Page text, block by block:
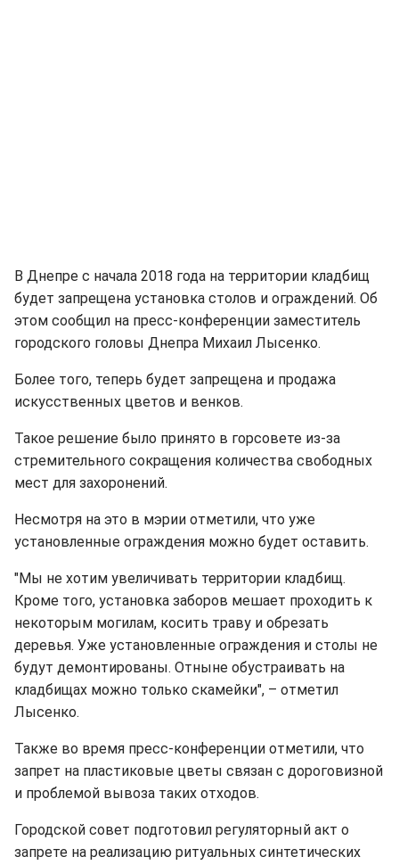
В Днепре с начала 2018 года на территории кладбищ
будет запрещена установка столов и ограждений. Об
этом сообщил на пресс-конференции заместитель
городского головы Днепра Михаил Лысенко.
Более того, теперь будет запрещена и продажа
искусственных цветов и венков.
Такое решение было принято в горсовете из-за
стремительного сокращения количества свободных
мест для захоронений.
Несмотря на это в мэрии отметили, что уже
установленные ограждения можно будет оставить.
"Мы не хотим увеличивать территории кладбищ.
Кроме того, установка заборов мешает проходить к
некоторым могилам, косить траву и обрезать
деревья. Уже установленные ограждения и столы не
будут демонтированы. Отныне обустраивать на
кладбищах можно только скамейки", – отметил
Лысенко.
Также во время пресс-конференции отметили, что
запрет на пластиковые цветы связан с дороговизной
и проблемой вывоза таких отходов.
Городской совет подготовил регуляторный акт о
запрете на реализацию ритуальных синтетических